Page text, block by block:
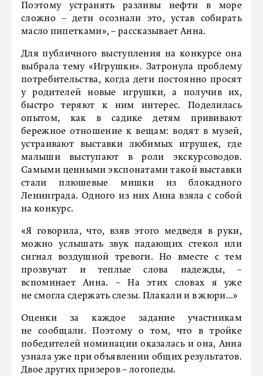
Поэтому устранять разливы нефти в море
сложно – дети осознали это, устав собирать
масло пипетками», – рассказывает Анна.
Для публичного выступления на конкурсе она
выбрала тему «Игрушки». Затронула проблему
потребительства, когда дети постоянно просят
у родителей новые игрушки, а получив их,
быстро теряют к ним интерес. Поделилась
опытом, как в садике детям прививают
бережное отношение к вещам: водят в музей,
устраивают выставки любимых игрушек, где
малыши выступают в роли экскурсоводов.
Самыми ценными экспонатами такой выставки
стали плюшевые мишки из блокадного
Ленинграда. Одного из них Анна взяла с собой
на конкурс.
«Я говорила, что, взяв этого медведя в руки,
можно услышать звук падающих стекол или
сигнал воздушной тревоги. Но вместе с тем
прозвучат и теплые слова надежды, –
вспоминает Анна. – На этих словах я уже
не смогла сдержать слезы. Плакали и в жюри...»
Оценки за каждое задание участникам
не сообщали. Поэтому о том, что в тройке
победителей номинации оказалась и она, Анна
узнала уже при объявлении общих результатов.
Двое других призеров – логопеды.